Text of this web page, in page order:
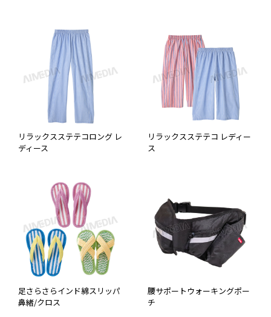
リラックスステテコロング レ
ディース
リラックスステテコ レディー
ス
足さらさらインド綿スリッパ
鼻緒/クロス
腰サポートウォーキングポー
チ